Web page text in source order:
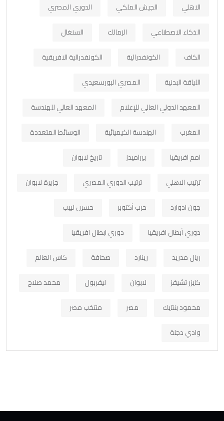
الاهلي
الجيش الملكي
الدوري المصري
الذكاء الاصطناعي
الزمالك
السنغال
الكاف
الكونفدرالية
الكونفدرالية الافريقية
اللياقة البدنية
المصري البورسعيدي
المعهد الدولي العالي للإعلام
المعهد العالي للهندسة
المغرب
الهندسة الكيميائية
الوسائط المتعددة
امم افريقيا
بيراميدز
تاريخ لابوان
ترتيب الاهلي
ترتيب الدوري المصري
جزيرة لابوان
جون ادوارد
حرب أكتوبر
حسين لبيب
دوري أبطال افريقيا
دوري ابطال افريقيا
ريال مدريد
رينارد صحافة
كاس العالم
كايزر تشيفز
لابوان ليفربول
محمد صلاح
محمود بنتايك
مصر
منتخب مصر
وادي دجلة